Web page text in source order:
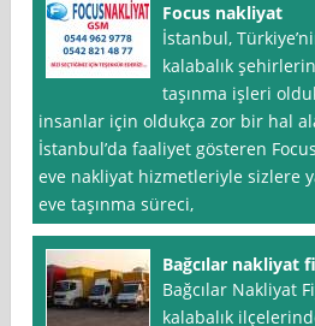
Focus nakliyat
İstanbul,
kalabalık
taşınma işleri
insanlar için oldukça zor bir hal
İstanbul’da faaliyet gösteren
eve nakliyat hizmetleriyle sizlere
eve taşınma süreci,
Bağcılar nakliyat
Bağcılar Nakliyat
kalabalık